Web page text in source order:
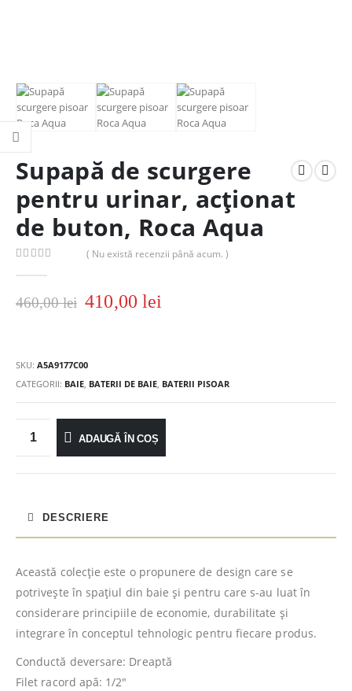
Supapă de scurgere
pentru urinar, acționat
de buton, Roca Aqua
( Nu există recenzii până acum. )
460,00lei 410,00lei
SKU: A5A9177C00
CATEGORII: BAIE BATERII DE BAIE BATERII PISOAR
ADAUGĂ ÎN COȘ
DESCRIERE
Această colecţie este o propunere de design care se
potriveşte în spaţiul din baie şi pentru care s-au luat în
considerare principiile de economie, durabilitate şi
integrare în conceptul tehnologic pentru fiecare produs.
Conductă deversare: Dreaptă
Filet racord apă: 1/2″